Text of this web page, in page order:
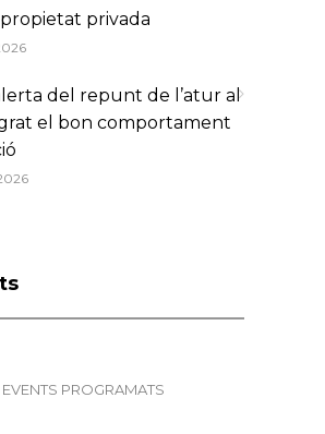
propietat privada
del repunt de l’atur al
el bon comportament
PROGRAMATS